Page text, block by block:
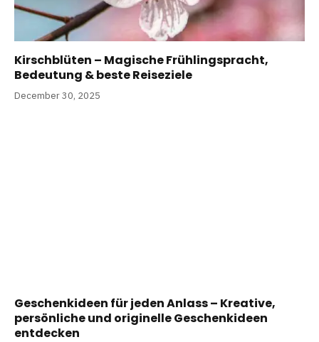
Kirschblüten – Magische Frühlingspracht,
Bedeutung & beste Reiseziele
December 30, 2025
Geschenkideen für jeden Anlass – Kreative,
persönliche und originelle Geschenkideen
entdecken